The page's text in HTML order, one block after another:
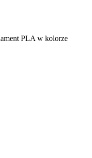
PLA w kolorze